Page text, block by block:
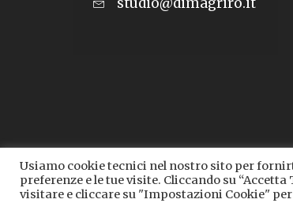
Tutte le
Usiamo cookie tecnici nel nostro sito per
preferenze e le tue visite. Cliccando su
visitare e cliccare su "Impostazioni Cookie"